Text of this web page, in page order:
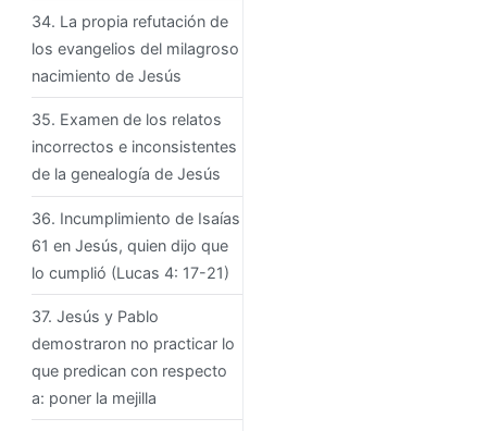
34. La propia refutación de
los evangelios del milagroso
nacimiento de Jesús
35. Examen de los relatos
incorrectos e inconsistentes
de la genealogía de Jesús
36. Incumplimiento de Isaías
61 en Jesús, quien dijo que
lo cumplió (Lucas 4: 17-21)
37. Jesús y Pablo
demostraron no practicar lo
que predican con respecto
a: poner la mejilla